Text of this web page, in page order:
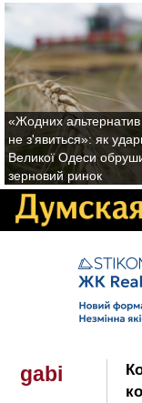
«Жодних альтернатив
не з'явиться»: як
Великої Одеси
зерновий ринок
gabi